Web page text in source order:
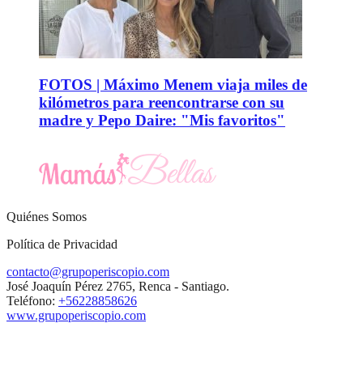
FOTOS | Máximo Menem viaja miles de
kilómetros para reencontrarse con su
madre y Pepo Daire: "Mis favoritos"
Quiénes Somos
Política de Privacidad
contacto@grupoperiscopio.com
José Joaquín Pérez 2765, Renca - Santiago.
Teléfono: +56228858626
www.grupoperiscopio.com